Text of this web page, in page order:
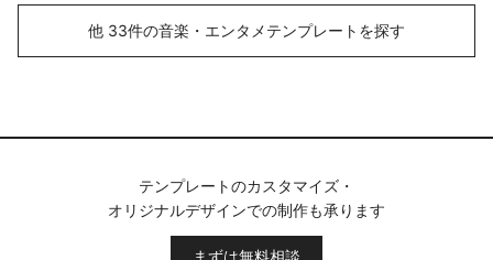
他 33件の音楽・エンタメテンプレートを探す
テンプレートのカスタマイズ・
オリジナルデザインでの制作も承ります
まずは無料相談